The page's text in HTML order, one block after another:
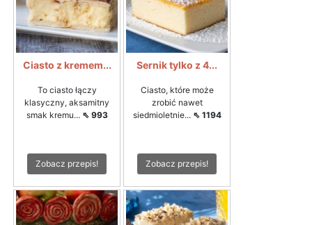
Ciasto z kremem...
To ciasto łączy
klasyczny, aksamitny
smak kremu... ⇖ 993
Zobacz przepis!
Sernik tylko z 4...
Ciasto, które może
zrobić nawet
siedmioletnie... ⇖ 1194
Zobacz przepis!